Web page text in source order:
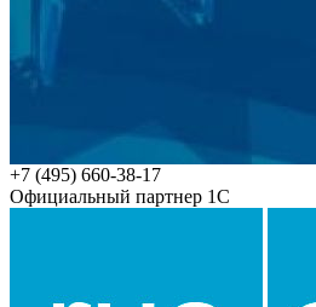
+7 (495) 660-38-17
Официальный партнер 1С